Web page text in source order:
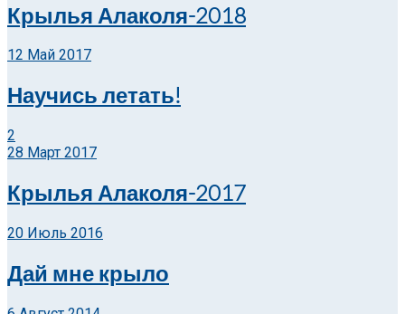
Крылья Алаколя-2018
12 Май 2017
Научись летать!
2
28 Март 2017
Крылья Алаколя-2017
20 Июль 2016
Дай мне крыло